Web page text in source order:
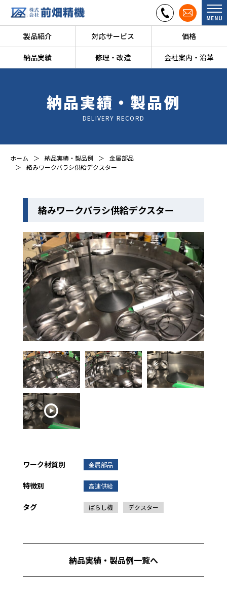
MENU
製品紹介 対応サービス 価格
納品実績 修理・改造 会社案内・沿革
納品実績・製品例
DELIVERY RECORD
ホーム 納品実績・製品例
金属部品
絡みワークバラシ供給デクスター
絡みワークバラシ供給デクスター
ワーク材質別 金属部品
特徴別 高速供給
タグ ばらし機 デクスター
納品実績・製品例一覧へ